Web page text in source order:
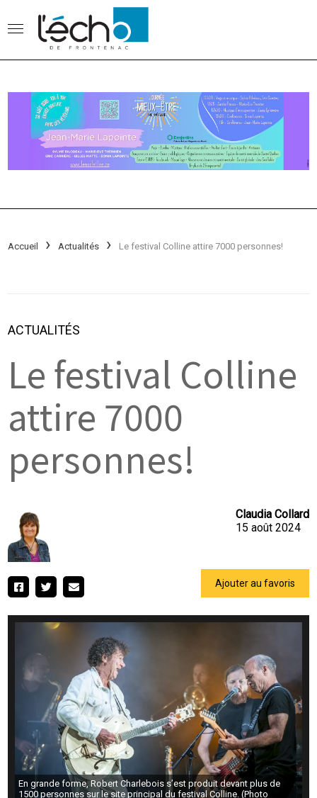
Accueil Actualités Le festival Colline attire 7000 personnes!
ACTUALITÉS
Le festival Colline
attire 7000
personnes!
Claudia Collard
15 août 2024
Ajouter au favoris
En grande forme, Robert Charlebois s’est produit devant plus de
1500 personnes sur le site principal du festival Colline. (Photo